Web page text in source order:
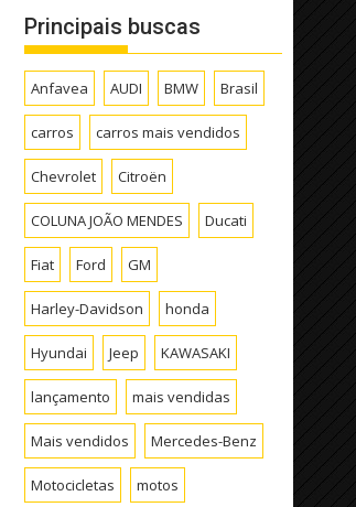
Principais buscas
Anfavea AUDI BMW Brasil
carros carros mais vendidos
Chevrolet Citroën
COLUNA JOÃO MENDES Ducati
Fiat Ford GM
Harley-Davidson honda
Hyundai Jeep KAWASAKI
lançamento mais vendidas
Mais vendidos Mercedes-Benz
Motocicletas motos